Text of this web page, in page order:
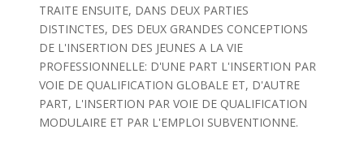
TRAITE ENSUITE, DANS DEUX PARTIES
DISTINCTES, DES DEUX GRANDES CONCEPTIONS
DE L'INSERTION DES JEUNES A LA VIE
PROFESSIONNELLE: D'UNE PART L'INSERTION PAR
VOIE DE QUALIFICATION GLOBALE ET, D'AUTRE
PART, L'INSERTION PAR VOIE DE QUALIFICATION
MODULAIRE ET PAR L'EMPLOI SUBVENTIONNE.